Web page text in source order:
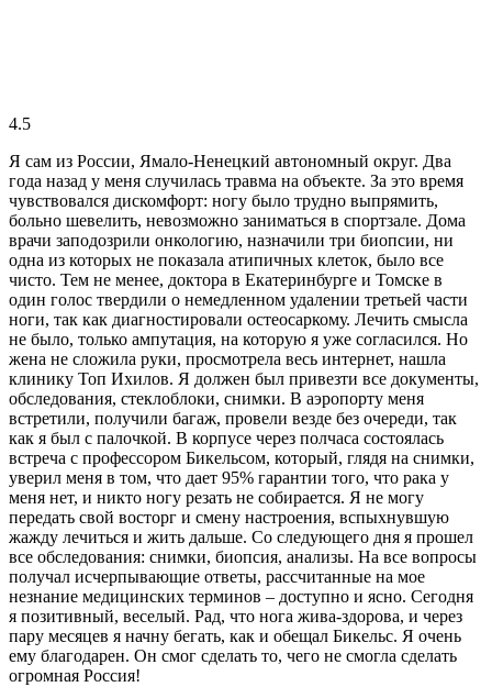
4.5
Я сам из России, Ямало-Ненецкий автономный округ. Два
года назад у меня случилась травма на объекте. За это время
чувствовался дискомфорт: ногу было трудно выпрямить,
больно шевелить, невозможно заниматься в спортзале. Дома
врачи заподозрили онкологию, назначили три биопсии, ни
одна из которых не показала атипичных клеток, было все
чисто. Тем не менее, доктора в Екатеринбурге и Томске в
один голос твердили о немедленном удалении третьей части
ноги, так как диагностировали остеосаркому. Лечить смысла
не было, только ампутация, на которую я уже согласился. Но
жена не сложила руки, просмотрела весь интернет, нашла
клинику Топ Ихилов. Я должен был привезти все документы,
обследования, стеклоблоки, снимки. В аэропорту меня
встретили, получили багаж, провели везде без очереди, так
как я был с палочкой. В корпусе через полчаса состоялась
встреча с профессором Бикельсом, который, глядя на снимки,
уверил меня в том, что дает 95% гарантии того, что рака у
меня нет, и никто ногу резать не собирается. Я не могу
передать свой восторг и смену настроения, вспыхнувшую
жажду лечиться и жить дальше. Со следующего дня я прошел
все обследования: снимки, биопсия, анализы. На все вопросы
получал исчерпывающие ответы, рассчитанные на мое
незнание медицинских терминов – доступно и ясно. Сегодня
я позитивный, веселый. Рад, что нога жива-здорова, и через
пару месяцев я начну бегать, как и обещал Бикельс. Я очень
ему благодарен. Он смог сделать то, чего не смогла сделать
огромная Россия!